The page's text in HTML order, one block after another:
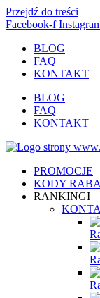
Przejdź do treści
Facebook-f
BLOG
FAQ
KONTAKT
BLOG
FAQ
KONTAKT
PROMOCJE
KODY
RANKINGI
KONTA